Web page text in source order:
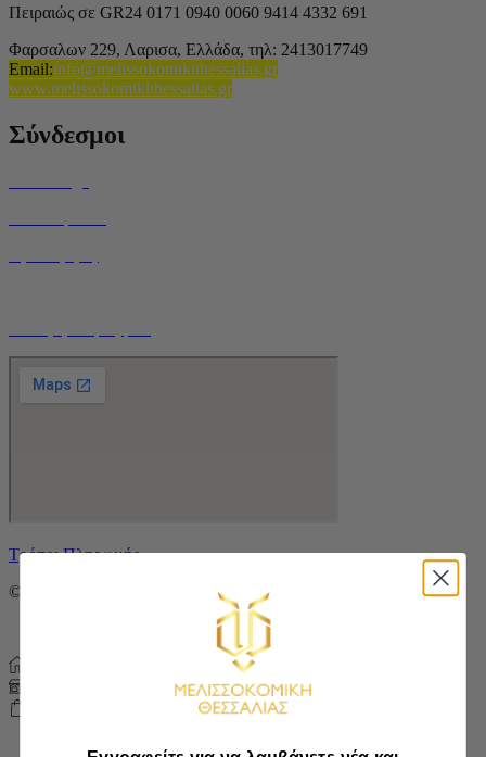
Πειραιώς σε GR24 0171 0940 0060 9414 4332 691
Φαρσαλων 229, Λαρισα, Ελλάδα, τηλ: 2413017749
Email:info@melissokomikithessalias.gr
www.melissokomikithessalias.gr
Σύνδεσμοι
Τρόποι Πληρωμής
© Created by